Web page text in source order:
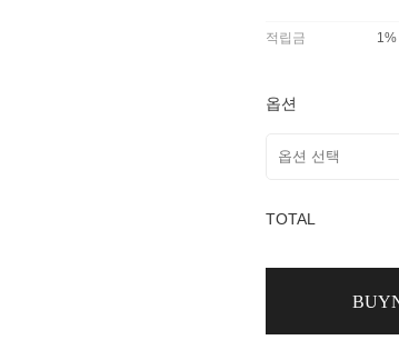
적립금 1%
옵션
TOTAL